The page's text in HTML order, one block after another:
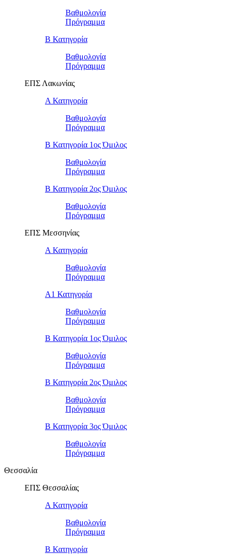
Βαθμολογία
Πρόγραμμα
Β Κατηγορία
Βαθμολογία
Πρόγραμμα
ΕΠΣ Λακωνίας
Α Κατηγορία
Βαθμολογία
Πρόγραμμα
Β Κατηγορία 1ος Όμιλος
Βαθμολογία
Πρόγραμμα
Β Κατηγορία 2ος Όμιλος
Βαθμολογία
Πρόγραμμα
ΕΠΣ Μεσσηνίας
Α Κατηγορία
Βαθμολογία
Πρόγραμμα
Α1 Κατηγορία
Βαθμολογία
Πρόγραμμα
Β Κατηγορία 1ος Όμιλος
Βαθμολογία
Πρόγραμμα
Β Κατηγορία 2ος Όμιλος
Βαθμολογία
Πρόγραμμα
Β Κατηγορία 3ος Όμιλος
Βαθμολογία
Πρόγραμμα
Θεσσαλία
ΕΠΣ Θεσσαλίας
Α Κατηγορία
Βαθμολογία
Πρόγραμμα
Β Κατηγορία